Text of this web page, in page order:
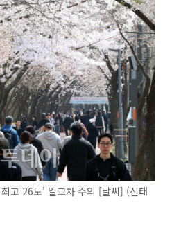
고 26도' 일교차 주의 [날씨] (신태